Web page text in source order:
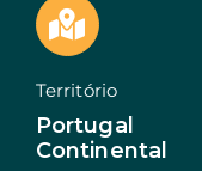
Território
Portugal
Continental